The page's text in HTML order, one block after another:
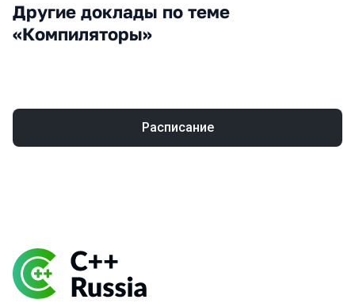
Другие доклады по теме
«Компиляторы»
Расписание